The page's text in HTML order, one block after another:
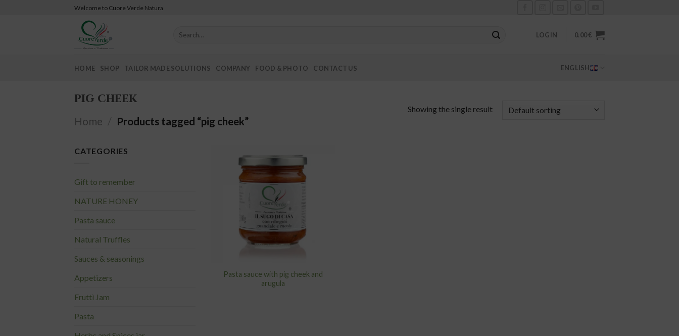
Welcome to Cuore Verde Natura
Search
LOGIN 0.00€
HOME SHOP TAILOR MADE SOLUTIONS COMPANY FOOD & PHOTO CONTACT US ENGLISH
pig cheek
Home Products tagged “pig cheek”
Showing the single result
CATEGORIES
Gift to remember
NATURE HONEY
Pasta sauce
Natural Truffles
Sauces & seasonings
Appetizers
Fruttì Jam
Pasta
Pasta sauce with pig cheek and
arugula